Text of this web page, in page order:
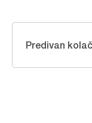
Predivan kolač